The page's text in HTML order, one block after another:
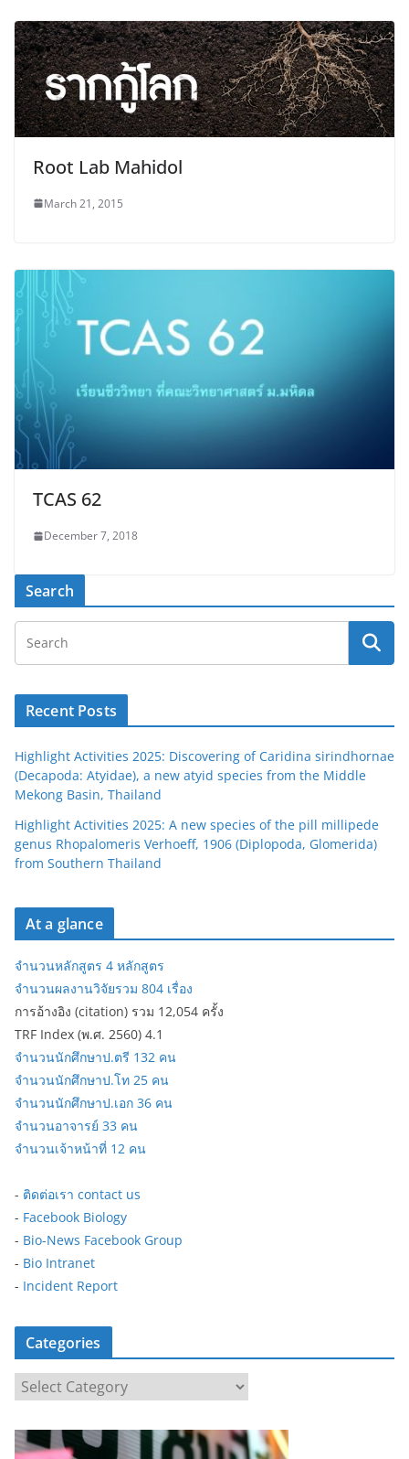
Root Lab Mahidol
March 21, 2015
TCAS 62
December 7, 2018
Search
Recent Posts
Highlight Activities 2025: Discovering of Caridina sirindhornae
(Decapoda: Atyidae), a new atyid species from the Middle
Mekong Basin, Thailand
Highlight Activities 2025: A new species of the pill millipede
genus Rhopalomeris Verhoeff, 1906 (Diplopoda, Glomerida)
from Southern Thailand
At a glance
จำนวนหลักสูตร 4 หลักสูตร
จำนวนผลงานวิจัยรวม 804 เรื่อง
การอ้างอิง (citation) รวม 12,054 ครั้ง
TRF Index (พ.ศ. 2560) 4.1
จำนวนนักศึกษาป.ตรี 132 คน
จำนวนนักศึกษาป.โท 25 คน
จำนวนนักศึกษาป.เอก 36 คน
จำนวนอาจารย์ 33 คน
จำนวนเจ้าหน้าที่ 12 คน
- ติดต่อเรา contact us
- Facebook Biology
- Bio-News Facebook Group
- Bio Intranet
- Incident Report
Categories
t
e